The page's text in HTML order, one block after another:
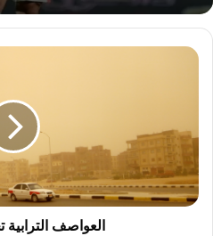
العواصف
العواصف الترابية